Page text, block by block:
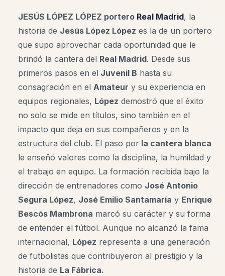
JESÚS LÓPEZ LÓPEZ portero Real Madrid, la
historia de Jesús López López es la de un portero
que supo aprovechar cada oportunidad que le
brindó la cantera del Real Madrid. Desde sus
primeros pasos en el Juvenil B hasta su
consagración en el Amateur y su experiencia en
equipos regionales, López demostró que el éxito
no solo se mide en títulos, sino también en el
impacto que deja en sus compañeros y en la
estructura del club. El paso por la cantera blanca
le enseñó valores como la disciplina, la humildad y
el trabajo en equipo. La formación recibida bajo la
dirección de entrenadores como José Antonio
Segura López, José Emilio Santamaría y Enrique
Bescós Mambrona marcó su carácter y su forma
de entender el fútbol. Aunque no alcanzó la fama
internacional, López representa a una generación
de futbolistas que contribuyeron al prestigio y la
historia de La Fábrica.